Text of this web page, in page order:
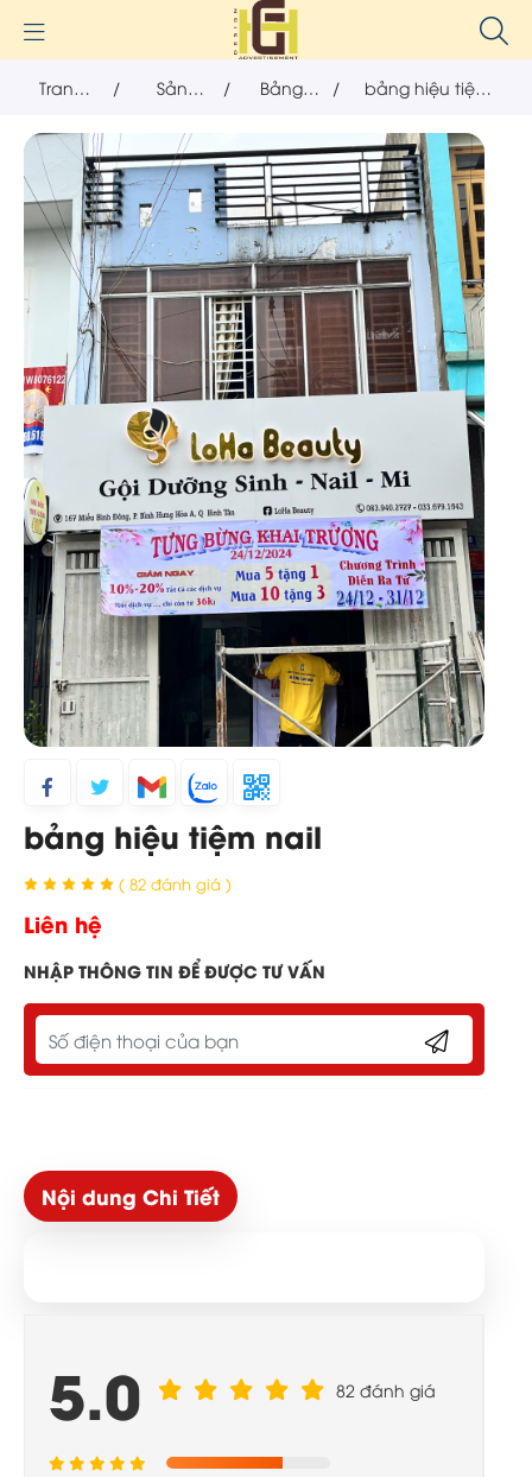
Trang
chủ
/
Sản
phẩm
/
Bảng
/
bảng hiệu tiệm
nail
bảng hiệu tiệm nail
( 82 đánh giá )
Liên hệ
NHẬP THÔNG TIN ĐỂ ĐƯỢC TƯ VẤN
Nội dung Chi Tiết
5.0 82 đánh giá